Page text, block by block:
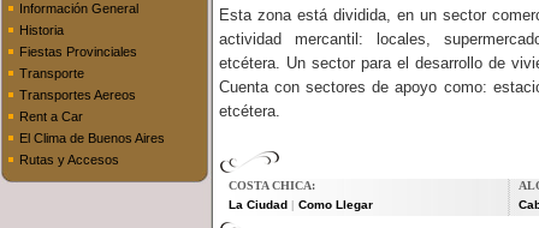
Información General
Historia
Fiestas Provinciales
Transporte
Transportes Aereos
Rent a Car
El Clima de Buenos Aires
Rutas y Accesos
Esta zona está dividida, en un sector
actividad mercantil: locales,
etcétera. Un sector para el desarrollo de
Cuenta con sectores de apoyo como:
etcétera.
COSTA CHICA:
La Ciudad
Como Llegar